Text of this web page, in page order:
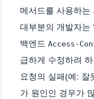
메서드를 사용하는
대부분의 개발자는
백엔드 Access-
급하게 수정하려
요청의 실패(예: 잘
가 원인인 경우가